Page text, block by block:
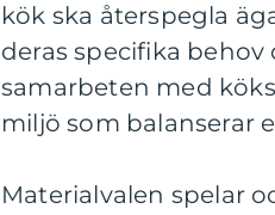
kök ska återspegla
deras specifika
samarbeten med
miljö som balanserar
Materialvalen spelar